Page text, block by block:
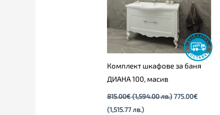
Комплект шкафове за баня
ДИАНА 100, масив
815.00€(1,594.00 лв.)775.00€
(1,515.77 лв.)